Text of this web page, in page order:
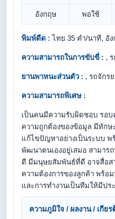
อังกฤษ พอใช้
พิมพ์ดีด : ไทย 35 คำ/นาที, อั
ความสามารถในการขับขี่ : ,
ยานพาหนะส่วนตัว : , รถจักร
ความสามารถพิเศษ :
เป็นคนมีความรับผิดชอบ รอ
ความถูกต้องของข้อมูล มีทักษ
แก้ไขปัญหาอย่างเป็นระบบ พ
พัฒนาตนเองอยู่เสมอ สามาร
ดี มีมนุษยสัมพันธ์ที่ดี อาจสื่อส
ความต้องการของลูกค้า พร้
และการทำงานเป็นทีมให้มีปร
ความภูมิใจ / ผลงาน / เกีย